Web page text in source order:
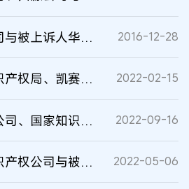
上诉人育路公司与被上诉人华盖公司侵害作品信息网络传播权纠纷一案判决书 2016-12-28
上诉人国家知识产权局、凯赛公司与被上诉人瀚霖公司发明专利权无效行政纠纷案 2022-02-15
上诉人欧瑞康公司、国家知识产权局与被上诉人越剑公司发明专利权无效行政纠纷案 2022-09-16
上诉人华润知识产权公司与被上诉人华都公司侵害商标权纠纷一案二审判决书 2022-05-06